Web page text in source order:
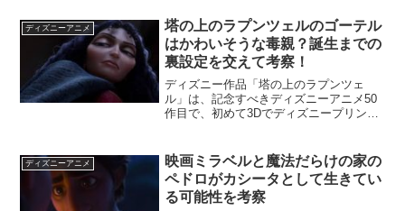
ルアニメとほとんど一緒。実写版「アラ
ジン」のような現代...
ディズニーアニメ
塔の上のラプンツェルのゴーテル
はかわいそうな毒親？誕生までの
裏設定を交えて考察！
ディズニー作品「塔の上のラプンツェ
ル」は、記念すべきディズニーアニメ50
作目で、初めて3Dでディズニープリンセ
のディズニーアニメの常識を破って新し
いことを試みた作品でも...
ディズニーアニメ
映画ミラベルと魔法だらけの家の
ペドロがカシータとして生きてい
る可能性を考察